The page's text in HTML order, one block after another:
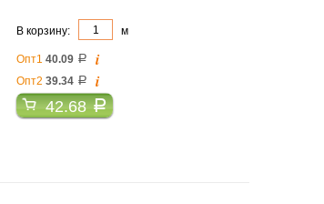
В корзину: м
Опт1 40.09 a i
Опт2 39.34 a i
42.68a